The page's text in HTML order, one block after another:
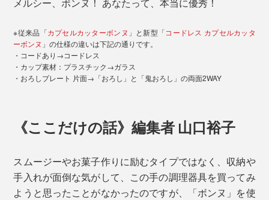
※従来品「カプセルカッターボンヌ 」と新型「コードレス カプセルカッタ
ーボンヌ 」の仕様の違いは下記の通りです。
・コードあり→コードレス
・カップ素材：プラスチック→ガラス
・おろしプレート 片面→「おろし」と「鬼おろし」の両面2WAY
《ここだけの話》編集者 山口裕子
スムージーやお菓子作りに励むタイプではなく、収納や
手入れが面倒な気がして、この手の調理器具を買ってみ
ようと思ったことがなかったのですが、「ボンヌ」を使